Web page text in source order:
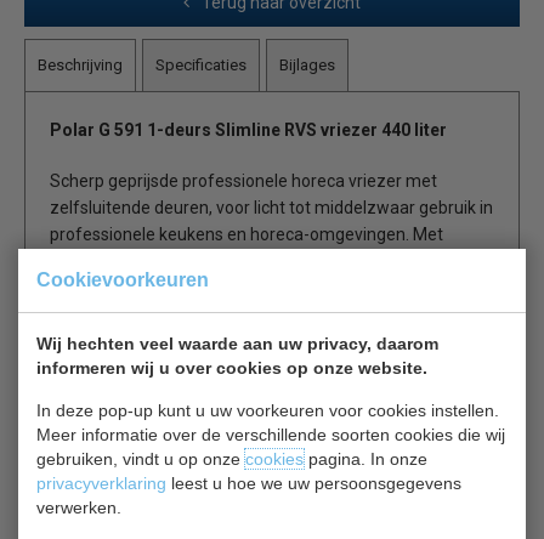
Cookievoorkeuren
Wij hechten veel waarde aan uw privacy, daarom
informeren wij u over cookies op onze website.
In deze pop-up kunt u uw voorkeuren voor cookies instellen.
Meer informatie over de verschillende soorten cookies die wij
gebruiken, vindt u op onzecookiespagina. In onze
privacyverklaring leest u hoe we uw persoonsgegevens
verwerken.
Beschrijving Specificaties Bijlages
Polar G 591 1-deurs Slimline RVS vriezer 440 liter
Scherp geprijsde professionele horeca vriezer met
zelfsluitende deuren, voor licht tot middelzwaar gebruik in
professionele keukens en horeca-omgevingen. Met
uitneembare filter. Eenvoudig te reinigen. Automatische
ontdooiing met tijdsinterval, zonder ontdooïelement.
Wanden en deuren voorzien van 60mm isolatie, uitwendig
RVS, inwendig aluminium. Ventilator zorgt voor optimale
Afsluitbare zelfsluitende deuren
Voorzien van 4 wielen (voorste geremd)
Makkelijk bedienbaar digitaal display (-10C tot -20C)